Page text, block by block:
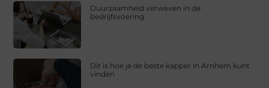
Duurzaamheid verweven in de
bedrijfsvoering
Dit is hoe je de beste kapper in Arnhem kunt
vinden